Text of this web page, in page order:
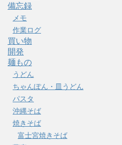
備忘録
メモ
作業ログ
買い物
開発
麺もの
うどん
ちゃんぽん・皿うどん
パスタ
沖縄そば
焼きそば
富士宮焼きそば